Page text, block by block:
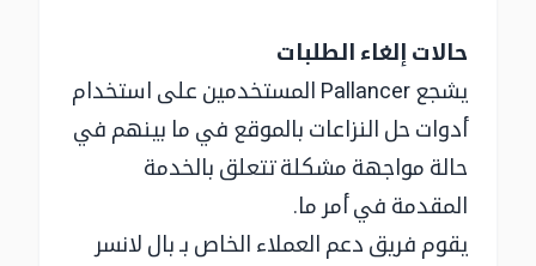
حالات إلغاء الطلبات
يشجع Pallancer المستخدمين على استخدام
أدوات حل النزاعات بالموقع في ما بينهم في
حالة مواجهة مشكلة تتعلق بالخدمة
المقدمة في أمر ما.
يقوم فريق دعم العملاء الخاص بـ بال لانسر